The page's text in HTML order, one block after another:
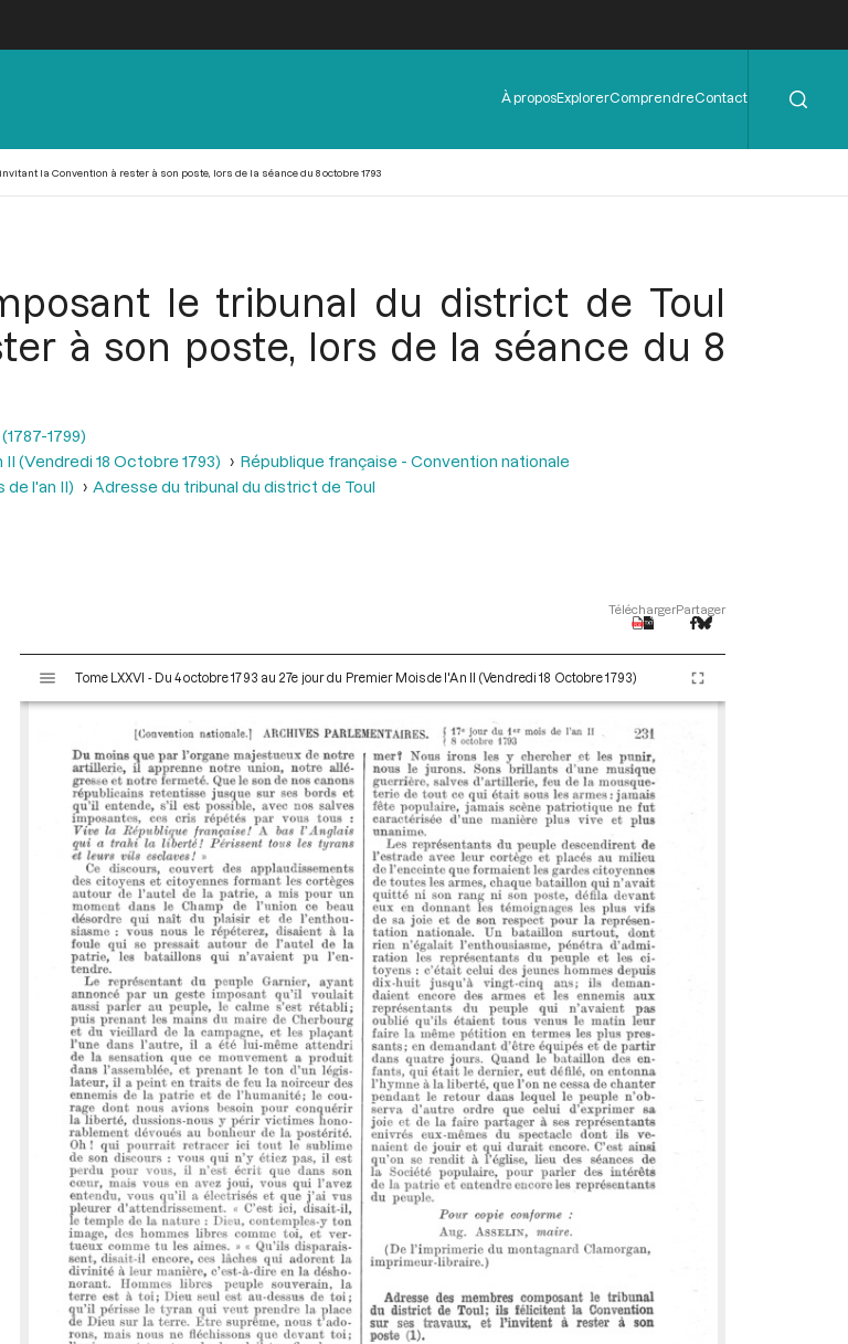
Menu
de
À proposExplorerComprendreContact
la Convention à rester à son poste, lors de la séance du 8 octobre 1793
le tribunal du district de Toul
à son poste, lors de la séance du 8
1799)
(Vendredi 18 Octobre 1793)
République française - Convention nationale
de l'an II)
Adresse du tribunal du district de Toul
TéléchargerPartager
s
Tome LXXVI - Du 4 octobre 1793 au 27e jour du Premier Mois de l'An II (Vendredi 18 Octobre 1793)